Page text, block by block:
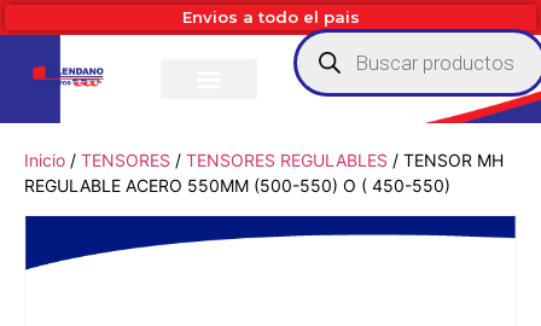
Envios a todo el pais
Inicio / TENSORES / TENSORES REGULABLES / TENSOR MH
REGULABLE ACERO 550MM (500-550) O ( 450-550)